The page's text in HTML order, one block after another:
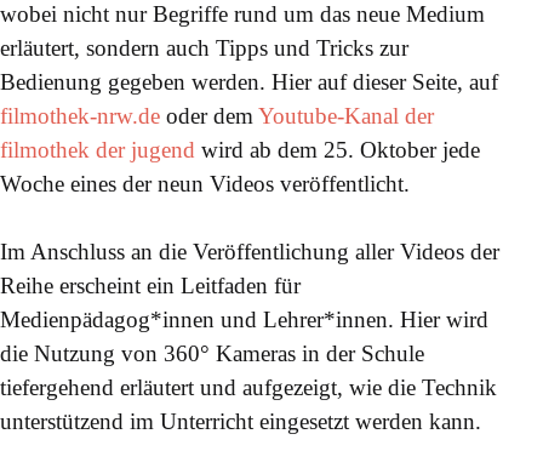
wobei nicht nur Begriffe rund um das neue Medium
erläutert, sondern auch Tipps und Tricks zur
Bedienung gegeben werden. Hier auf dieser Seite, auf
filmothek-nrw.de oder dem Youtube-Kanal der
filmothek der jugend wird ab dem 25. Oktober jede
Woche eines der neun Videos veröffentlicht.
Im Anschluss an die Veröffentlichung aller Videos der
Reihe erscheint ein Leitfaden für
Medienpädagog*innen und Lehrer*innen. Hier wird
die Nutzung von 360° Kameras in der Schule
tiefergehend erläutert und aufgezeigt, wie die Technik
unterstützend im Unterricht eingesetzt werden kann.